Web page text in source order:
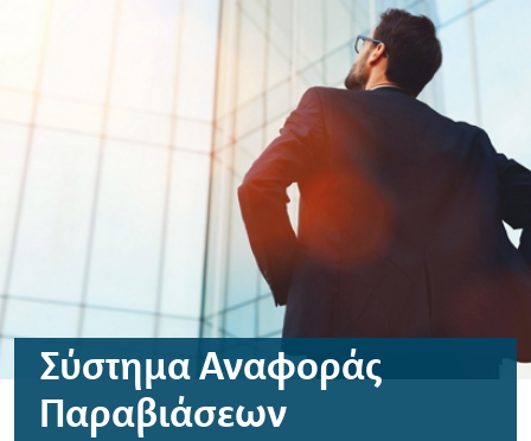
Μεταφορά στο περιεχόμενο
Σύστημα Αναφοράς
Παραβιάσεων